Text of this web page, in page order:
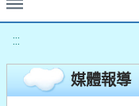
:::
媒體報導